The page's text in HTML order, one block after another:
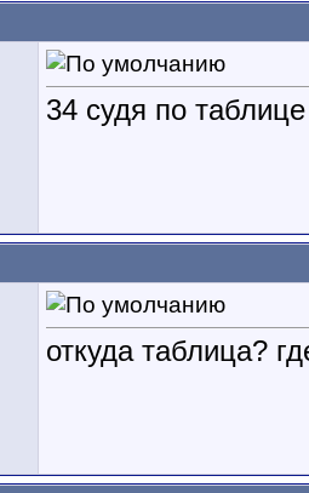
34 судя по таблице
откуда таблица?